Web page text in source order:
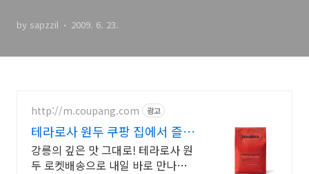
by sapzzil 2009. 6. 23.
http://m.coupang.com 광고
테라로사 원두 쿠팡 집에서 즐기
는 카페
강릉의 깊은 맛 그대로! 테라로사 원
두 로켓배송으로 내일 바로 만나보